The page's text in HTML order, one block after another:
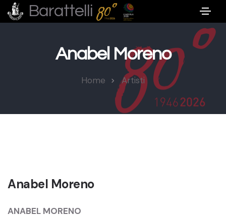
Barattelli
Anabel Moreno
Home Artisti
Anabel Moreno
ANABEL MORENO